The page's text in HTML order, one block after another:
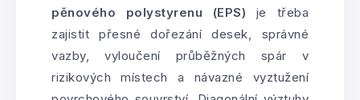
pěnového polystyrenu (EPS) je třeba
zajistit přesné dořezání desek, správné
vazby, vyloučení průběžných spár v
rizikových místech a návazné vyztužení